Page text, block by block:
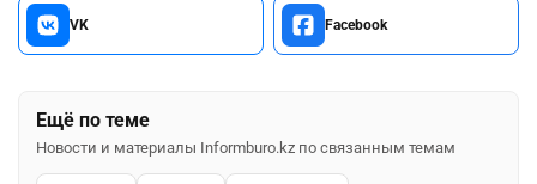
VK Facebook
Ещё по теме
Новости и материалы Informburo.kz по связанным темам